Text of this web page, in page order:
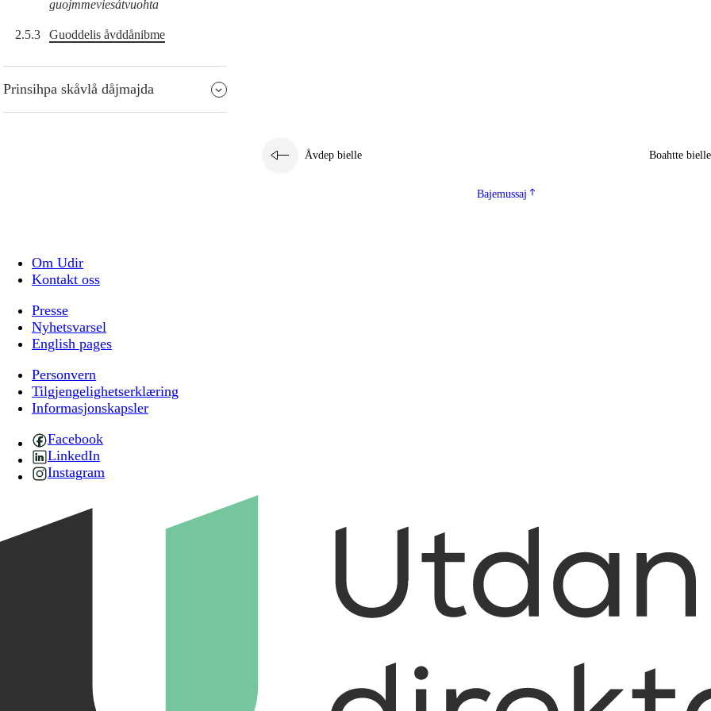
guojmmeviesátvuohta
2.5.3 Guoddelis åvddånibme
Prinsihpa skåvlå dåjmajda
Åvdep bielle Boahtte bielle
Bajemussaj
Om Udir
Kontakt oss
Presse
Nyhetsvarsel
English pages
Personvern
Tilgjengelighetserklæring
Informasjonskapsler
Facebook
LinkedIn
Instagram